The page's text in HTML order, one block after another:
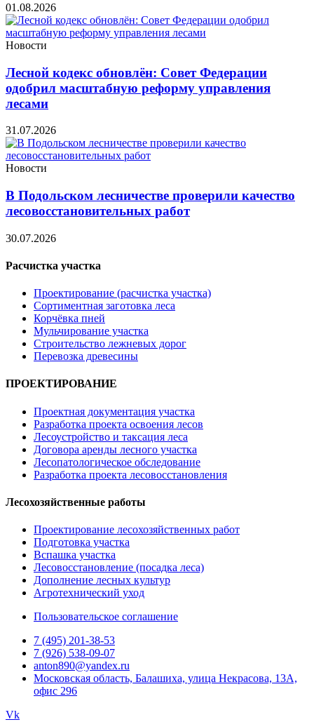
01.08.2026
Новости
Лесной кодекс обновлён: Совет Федерации
одобрил масштабную реформу управления
лесами
31.07.2026
Новости
В Подольском лесничестве проверили качество
лесовосстановительных работ
30.07.2026
Расчистка участка
Проектирование (расчистка участка)
Сортиментная заготовка леса
Корчёвка пней
Мульчирование участка
Строительство лежневых дорог
Перевозка древесины
ПРОЕКТИРОВАНИЕ
Проектная документация участка
Разработка проекта освоения лесов
Лесоустройство и таксация леса
Договора аренды лесного участка
Лесопатологическое обследование
Разработка проекта лесовосстановления
Лесохозяйственные работы
Проектирование лесохозяйственных работ
Подготовка участка
Вспашка участка
Лесовосстановление (посадка леса)
Дополнение лесных культур
Агротехнический уход
Пользовательское соглашение
7 (495) 201-38-53
7 (926) 538-09-07
anton890@yandex.ru
Московская область, Балашиха, улица Некрасова, 13А,
офис 296
Vk